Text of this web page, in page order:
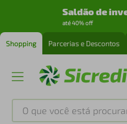
Saldão de
até 40% off
Shopping Parcerias e Descontos
O que você está